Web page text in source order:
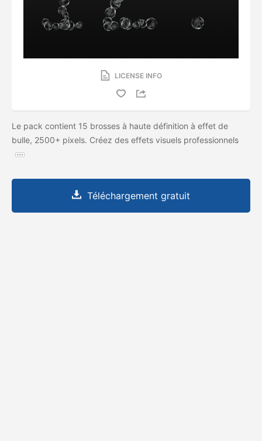
LICENSE INFO
Le pack contient 15 brosses à haute définition à effet de
bulle, 2500+ pixels. Créez des effets visuels professionnels
Téléchargement gratuit